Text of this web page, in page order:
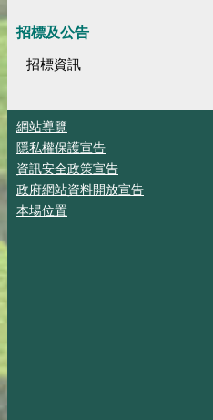
招標及公告
招標資訊
網站導覽
隱私權保護宣告
資訊安全政策宣告
政府網站資料開放宣告
本場位置